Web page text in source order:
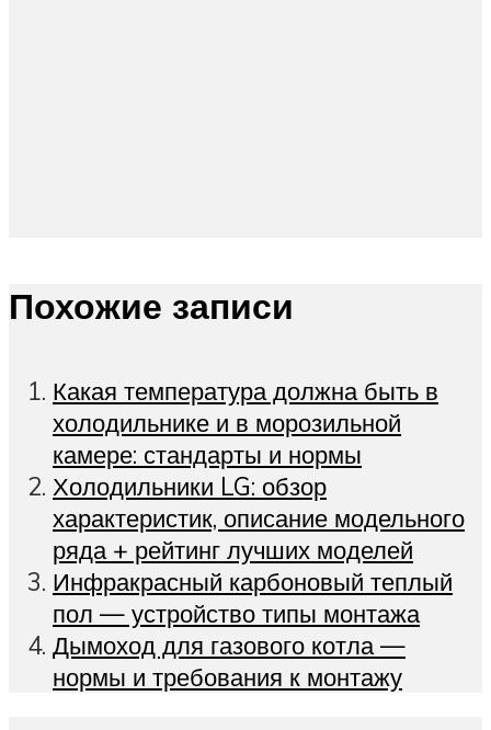
Похожие записи
Какая температура должна быть в
холодильнике и в морозильной
камере: стандарты и нормы
Холодильники LG: обзор
характеристик, описание модельного
ряда + рейтинг лучших моделей
Инфракрасный карбоновый теплый
пол — устройство типы монтажа
Дымоход для газового котла —
нормы и требования к монтажу